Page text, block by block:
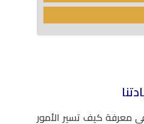
معرفة كيف تسير الأمور